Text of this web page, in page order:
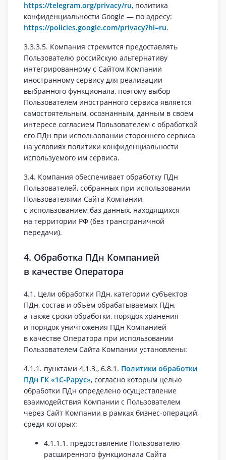
https://telegram.org/privacy/ru, политика
конфиденциальности Google — по адресу:
https://policies.google.com/privacy?hl=ru.
3.3.3.5. Компания стремится предоставлять
Пользователю российскую альтернативу
интегрированному с Сайтом Компании
иностранному сервису для реализации
выбранного функционала, поэтому выбор
Пользователем иностранного сервиса является
самостоятельным, осознанным, данным в своем
интересе согласием Пользователем с обработкой
его ПДн при использовании стороннего сервиса
на условиях политики конфиденциальности
используемого им сервиса.
3.4. Компания обеспечивает обработку ПДн
Пользователей, собранных при использовании
Пользователями Сайта Компании,
с использованием баз данных, находящихся
на территории РФ (без трансграничной
передачи).
4. Обработка ПДн Компанией
в качестве Оператора
4.1. Цели обработки ПДн, категории субъектов
ПДн, состав и объём обрабатываемых ПДн,
а также сроки обработки, порядок хранения
и порядок уничтожения ПДн Компанией
в качестве Оператора при использовании
Пользователем Сайта Компании установлены:
4.1.1. пунктами 4.1.3., 6.8.1. Политики обработки
ПДн ГК «1С-Рарус», согласно которым целью
обработки ПДн определено осуществление
взаимодействия Компании с Пользователем
через Сайт Компании в рамках бизнес‑операций,
среди которых:
4.1.1.1. предоставление Пользователю
расширенного функционала Сайта